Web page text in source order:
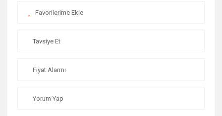
Tavsiye Et
Fiyat Alarmı
Yorum Yap